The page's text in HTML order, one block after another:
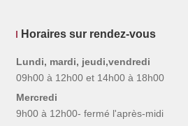
Horaires sur rendez-vous
Lundi, mardi, jeudi,vendredi
09h00 à 12h00 et 14h00 à 18h00
Mercredi
9h00 à 12h00- fermé l'après-midi